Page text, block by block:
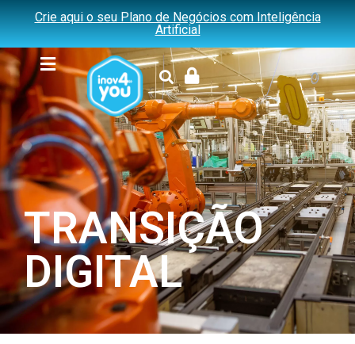
Crie aqui o seu Plano de Negócios com Inteligência
Artificial
TRANSIÇÃO
DIGITAL